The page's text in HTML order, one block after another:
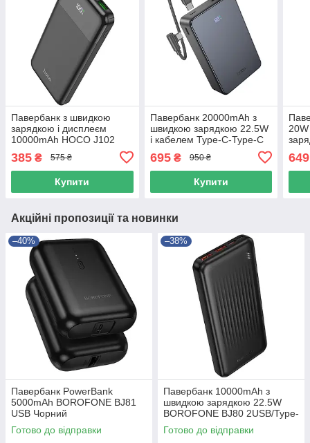
Павербанк з швидкою
зарядкою і дисплеєм
10000mAh HOCO J102
PD20W+QC3.0 USB/Type-
C Чорний
385 ₴ 575 ₴
Купити
Павербанк 20000mAh з
швидкою зарядкою 22.5W
і кабелем Type-C-Type-C
C/1USB Сірий
695₴ 950 ₴
Купити
649
Акційні пропозиції та новинки
–40%
Павербанк PowerBank
5000mAh BOROFONE BJ81
USB Чорний
Готово до відправки
–38%
Павербанк 10000mAh з
швидкою зарядкою 22.5W
BOROFONE BJ80 2USB/Type-
C Чорний
Готово до відправки